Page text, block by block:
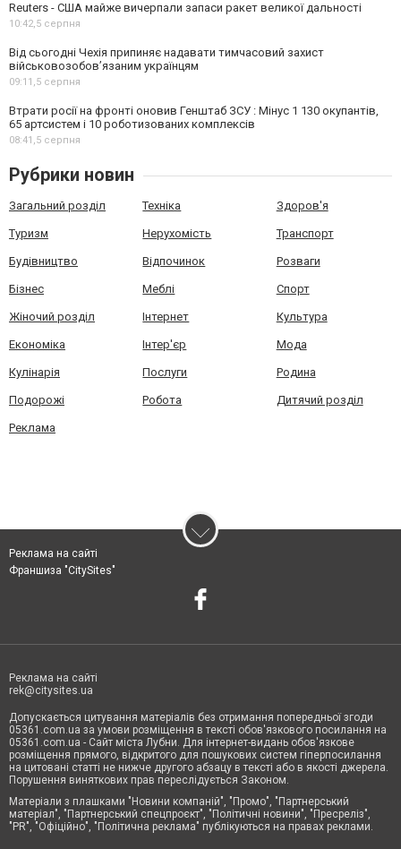
Reuters - США майже вичерпали запаси ракет великої дальності
10:42,5 серпня
Від сьогодні Чехія припиняє надавати тимчасовий захист
військовозобов’язаним українцям
09:11,5 серпня
Втрати росії на фронті оновив Генштаб ЗСУ : Мінус 1 130 окупантів,
65 артсистем і 10 роботизованих комплексів
08:41,5 серпня
Рубрики новин
Загальний розділ Техніка Здоров'я
Туризм Нерухомість Транспорт
Будівництво Відпочинок Розваги
Бізнес Меблі Спорт
Жіночий розділ Інтернет Культура
Економіка Інтер'єр Мода
Кулінарія Послуги Родина
Подорожі Робота Дитячий розділ
Реклама
Реклама на сайті
Франшиза "CitySites"
Реклама на сайті
rek@citysites.ua
Допускається цитування матеріалів без отримання попередньої згоди
05361.com.ua за умови розміщення в тексті обов'язкового посилання на
05361.com.ua - Сайт міста Лубни. Для інтернет-видань обов'язкове
розміщення прямого, відкритого для пошукових систем гіперпосилання
на цитовані статті не нижче другого абзацу в тексті або в якості джерела.
Порушення виняткових прав переслідується Законом.
Матеріали з плашками "Новини компаній", "Промо", "Партнерський
матеріал", "Партнерський спецпроєкт", "Політичні новини", "Пресреліз",
"PR", "Офіційно", "Політична реклама" публікуються на правах реклами.